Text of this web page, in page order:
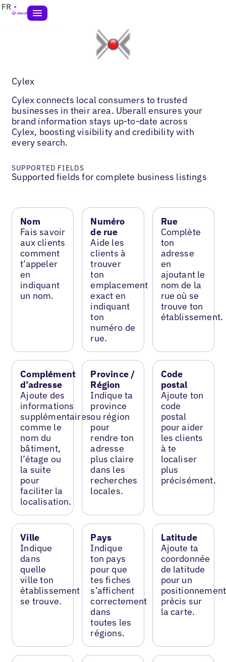
FR
Cylex
Cylex connects local consumers to trusted
businesses in their area. Uberall ensures your
brand information stays up-to-date across
Cylex, boosting visibility and credibility with
every search.
SUPPORTED FIELDS
Supported fields for complete business listings
Nom
Fais savoir
aux clients
comment
t’appeler
en
indiquant
un nom.
Numéro
de rue
Aide les
clients à
trouver
ton
emplacement
exact en
indiquant
ton
numéro de
rue.
Rue
Complète
ton
adresse
en
ajoutant le
nom de la
rue où se
trouve ton
établissement.
Complément
d’adresse
Ajoute des
informations
supplémentaires
comme le
nom du
bâtiment,
l’étage ou
la suite
pour
faciliter la
localisation.
Province /
Région
Indique ta
province
ou région
pour
rendre ton
adresse
plus claire
dans les
recherches
locales.
Code
postal
Ajoute ton
code
postal
pour aider
les clients
à te
localiser
plus
précisément.
Ville
Indique
dans
quelle
ville ton
établissement
se trouve.
Pays
Indique
ton pays
pour que
tes fiches
s’affichent
correctement
dans
toutes les
régions.
Latitude
Ajoute ta
coordonnée
de latitude
pour un
positionnement
précis sur
la carte.